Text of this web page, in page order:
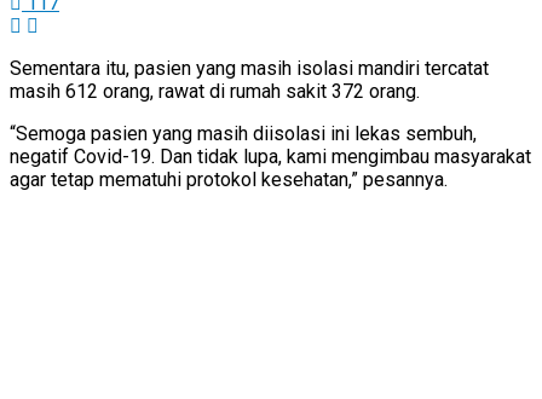
Sementara itu, pasien yang masih isolasi mandiri tercatat
masih 612 orang, rawat di rumah sakit 372 orang.
“Semoga pasien yang masih diisolasi ini lekas sembuh,
negatif Covid-19. Dan tidak lupa, kami mengimbau masyarakat
agar tetap mematuhi protokol kesehatan,” pesannya.